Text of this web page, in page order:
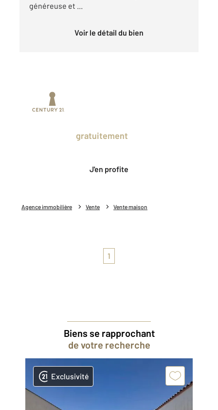
Agence immobilière Vente Vente maison
généreuse et ...
Voir le détail du bien
gratuitement
J'en profite
1
Biens se rapprochant
de votre recherche
Exclusivité